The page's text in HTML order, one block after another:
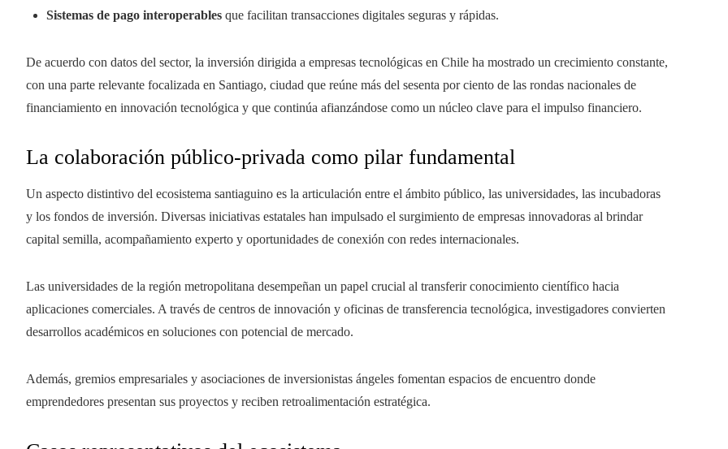
Sistemas de pago interoperables que facilitan transacciones digitales seguras y rápidas.
De acuerdo con datos del sector, la inversión dirigida a empresas tecnológicas en Chile ha mostrado un crecimiento constante,
con una parte relevante focalizada en Santiago, ciudad que reúne más del sesenta por ciento de las rondas nacionales de
financiamiento en innovación tecnológica y que continúa afianzándose como un núcleo clave para el impulso financiero.
La colaboración público-privada como pilar fundamental
Un aspecto distintivo del ecosistema santiaguino es la articulación entre el ámbito público, las universidades, las incubadoras
y los fondos de inversión. Diversas iniciativas estatales han impulsado el surgimiento de empresas innovadoras al brindar
capital semilla, acompañamiento experto y oportunidades de conexión con redes internacionales.
Las universidades de la región metropolitana desempeñan un papel crucial al transferir conocimiento científico hacia
aplicaciones comerciales. A través de centros de innovación y oficinas de transferencia tecnológica, investigadores convierten
desarrollos académicos en soluciones con potencial de mercado.
Además, gremios empresariales y asociaciones de inversionistas ángeles fomentan espacios de encuentro donde
emprendedores presentan sus proyectos y reciben retroalimentación estratégica.